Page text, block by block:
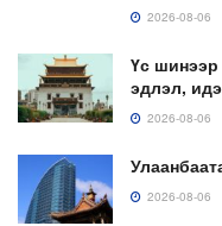
2026-08-06
Үс шинээр
эдлэл,
2026-08-06
2026-08-06